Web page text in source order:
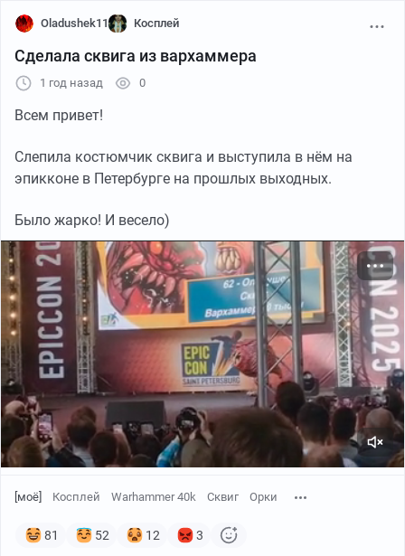
Oladushek11 Косплей
Сделала сквига из вархаммера
1 год назад 0
Всем привет!
Слепила костюмчик сквига и выступила в нём на
эпикконе в Петербурге на прошлых выходных.
Было жарко! И весело)
[моё] Косплей Warhammer 40k Сквиг Орки
81 52 12 3